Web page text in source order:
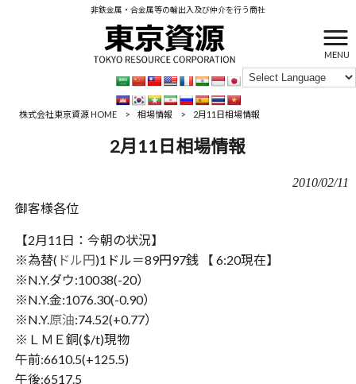
非鉄金属・合金属等の輸出入及び仲介を行う商社
MENU
株式会社東京資源 HOME > 相場情報 > 2月11日相場情報
2月11日相場情報
2010/02/11
御客様各位
【2月11日：今朝の状況】
※為替( ドル円)1ドル＝89円97銭 【 6:20現在】
※N.Y.ダウ:10038(-20）
※N.Y.金:1076.30(-0.90）
※N.Y.原油:74.52(+0.77）
※ＬＭＥ銅($/t)現物
午前:6610.5(+125.5)
午後:6517.5